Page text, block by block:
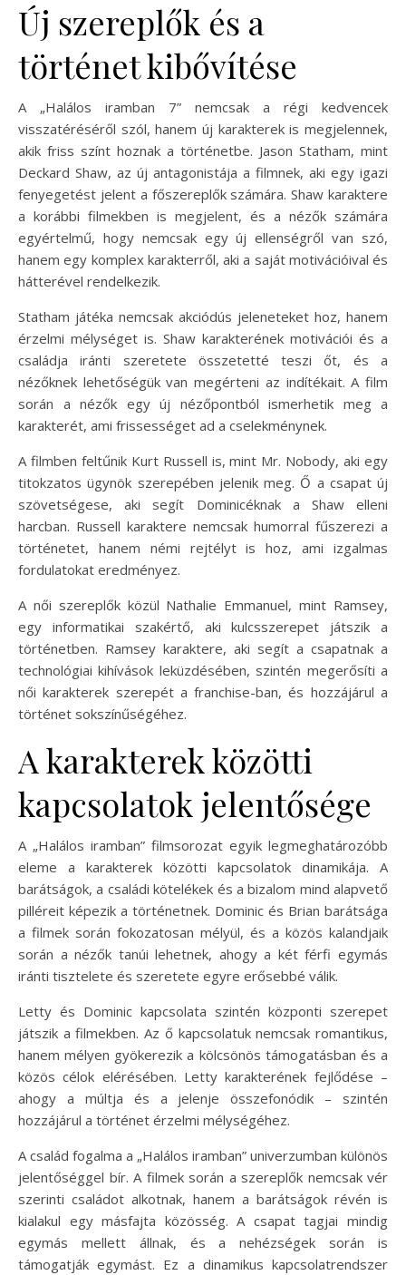
Új szereplők és a
történet kibővítése
A „Halálos iramban 7” nemcsak a régi kedvencek
visszatéréséről szól, hanem új karakterek is megjelennek,
akik friss színt hoznak a történetbe. Jason Statham, mint
Deckard Shaw, az új antagonistája a filmnek, aki egy igazi
fenyegetést jelent a főszereplők számára. Shaw karaktere
a korábbi filmekben is megjelent, és a nézők számára
egyértelmű, hogy nemcsak egy új ellenségről van szó,
hanem egy komplex karakterről, aki a saját motivációival és
hátterével rendelkezik.
Statham játéka nemcsak akciódús jeleneteket hoz, hanem
érzelmi mélységet is. Shaw karakterének motivációi és a
családja iránti szeretete összetetté teszi őt, és a
nézőknek lehetőségük van megérteni az indítékait. A film
során a nézők egy új nézőpontból ismerhetik meg a
karakterét, ami frissességet ad a cselekménynek.
A filmben feltűnik Kurt Russell is, mint Mr. Nobody, aki egy
titokzatos ügynök szerepében jelenik meg. Ő a csapat új
szövetségese, aki segít Dominicéknak a Shaw elleni
harcban. Russell karaktere nemcsak humorral fűszerezi a
történetet, hanem némi rejtélyt is hoz, ami izgalmas
fordulatokat eredményez.
A női szereplők közül Nathalie Emmanuel, mint Ramsey,
egy informatikai szakértő, aki kulcsszerepet játszik a
történetben. Ramsey karaktere, aki segít a csapatnak a
technológiai kihívások leküzdésében, szintén megerősíti a
női karakterek szerepét a franchise-ban, és hozzájárul a
történet sokszínűségéhez.
A karakterek közötti
kapcsolatok jelentősége
A „Halálos iramban” filmsorozat egyik legmeghatározóbb
eleme a karakterek közötti kapcsolatok dinamikája. A
barátságok, a családi kötelékek és a bizalom mind alapvető
pilléreit képezik a történetnek. Dominic és Brian barátsága
a filmek során fokozatosan mélyül, és a közös kalandjaik
során a nézők tanúi lehetnek, ahogy a két férfi egymás
iránti tisztelete és szeretete egyre erősebbé válik.
Letty és Dominic kapcsolata szintén központi szerepet
játszik a filmekben. Az ő kapcsolatuk nemcsak romantikus,
hanem mélyen gyökerezik a kölcsönös támogatásban és a
közös célok elérésében. Letty karakterének fejlődése –
ahogy a múltja és a jelenje összefonódik – szintén
hozzájárul a történet érzelmi mélységéhez.
A család fogalma a „Halálos iramban” univerzumban különös
jelentőséggel bír. A filmek során a szereplők nemcsak vér
szerinti családot alkotnak, hanem a barátságok révén is
kialakul egy másfajta közösség. A csapat tagjai mindig
egymás mellett állnak, és a nehézségek során is
támogatják egymást. Ez a dinamikus kapcsolatrendszer